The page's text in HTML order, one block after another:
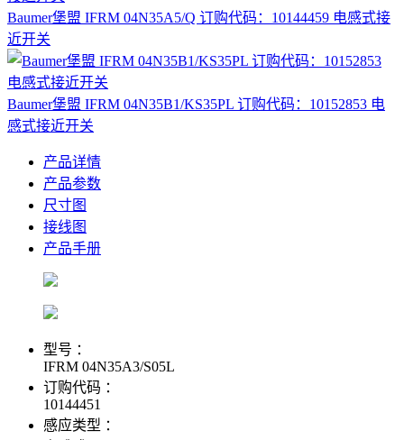
Baumer堡盟 IFRM 04N35A5/Q 订购代码：10144459 电感式接
近开关
Baumer堡盟 IFRM 04N35B1/KS35PL 订购代码：10152853 电
感式接近开关
产品详情
产品参数
尺寸图
接线图
产品手册
型号 ：
IFRM 04N35A3/S05L
订购代码 ：
10144451
感应类型 ：